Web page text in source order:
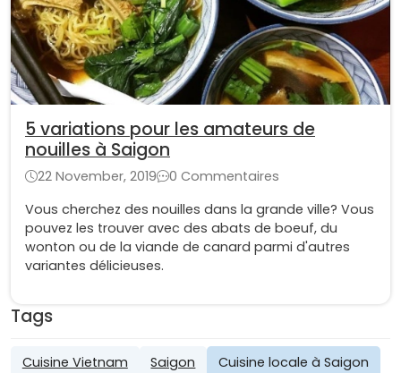
Tags
Cuisine Vietnam Saigon Cuisine locale à Saigon
5 variations pour les amateurs de
nouilles à Saigon
22 November, 2019
0 Commentaires
Vous cherchez des nouilles dans la grande ville? Vous
pouvez les trouver avec des abats de boeuf, du
wonton ou de la viande de canard parmi d'autres
variantes délicieuses.